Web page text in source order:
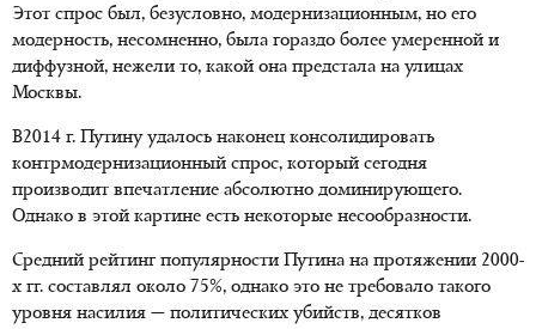
Этот спрос был, безусловно, модернизационным, но его
модерность, несомненно, была гораздо более умеренной и
диффузной, нежели то, какой она предстала на улицах
Москвы.
В2014 г. Путину удалось наконец консолидировать
контрмодернизационный спрос, который сегодня
производит впечатление абсолютно доминирующего.
Однако в этой картине есть некоторые несообразности.
Средний рейтинг популярности Путина на протяжении 2000-
х гг. составлял около 75%, однако это не требовало такого
уровня насилия — политических убийств, десятков